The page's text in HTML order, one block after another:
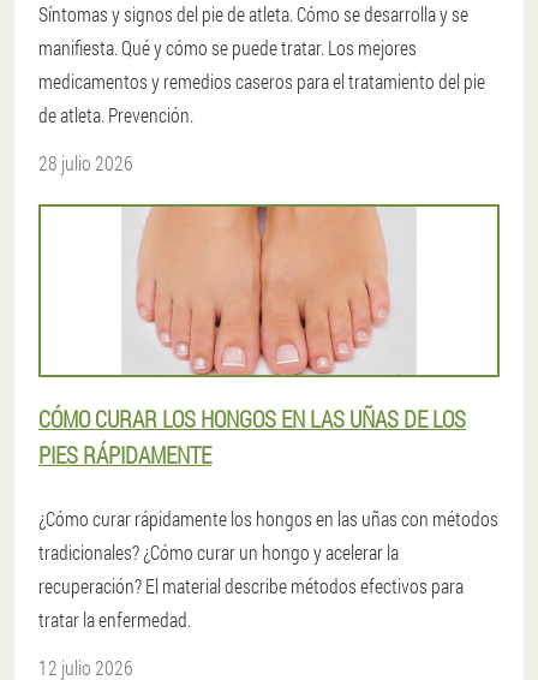
Síntomas y signos del pie de atleta. Cómo se desarrolla y se
manifiesta. Qué y cómo se puede tratar. Los mejores
medicamentos y remedios caseros para el tratamiento del pie
de atleta. Prevención.
28 julio 2026
CÓMO CURAR LOS HONGOS EN LAS UÑAS DE LOS
PIES RÁPIDAMENTE
¿Cómo curar rápidamente los hongos en las uñas con métodos
tradicionales? ¿Cómo curar un hongo y acelerar la
recuperación? El material describe métodos efectivos para
tratar la enfermedad.
12 julio 2026